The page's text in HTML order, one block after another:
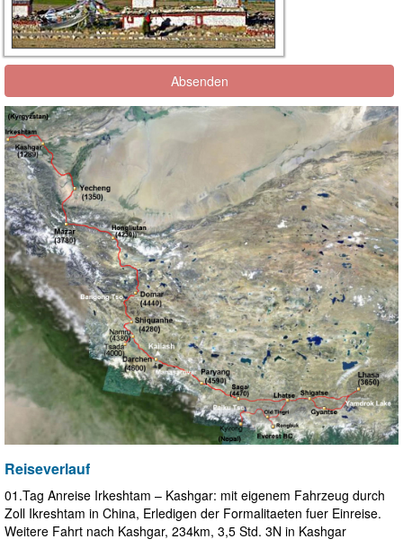
Absenden
Reiseverlauf
01.Tag Anreise Irkeshtam – Kashgar: mit eigenem Fahrzeug durch
Zoll Ikreshtam in China, Erledigen der Formalitaeten fuer Einreise.
Weitere Fahrt nach Kashgar, 234km, 3,5 Std. 3N in Kashgar